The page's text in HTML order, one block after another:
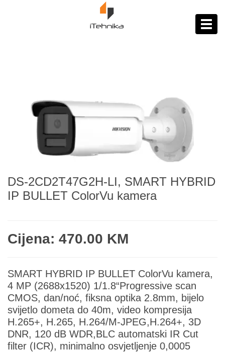
DS-2CD2T47G2H-LI, SMART HYBRID
IP BULLET ColorVu kamera
Cijena: 470.00 KM
SMART HYBRID IP BULLET ColorVu kamera,
4 MP (2688x1520) 1/1.8“Progressive scan
CMOS, dan/noć, fiksna optika 2.8mm, bijelo
svijetlo dometa do 40m, video kompresija
H.265+, H.265, H.264/M-JPEG,H.264+, 3D
DNR, 120 dB WDR,BLC automatski IR Cut
filter (ICR), minimalno osvjetljenje 0,0005